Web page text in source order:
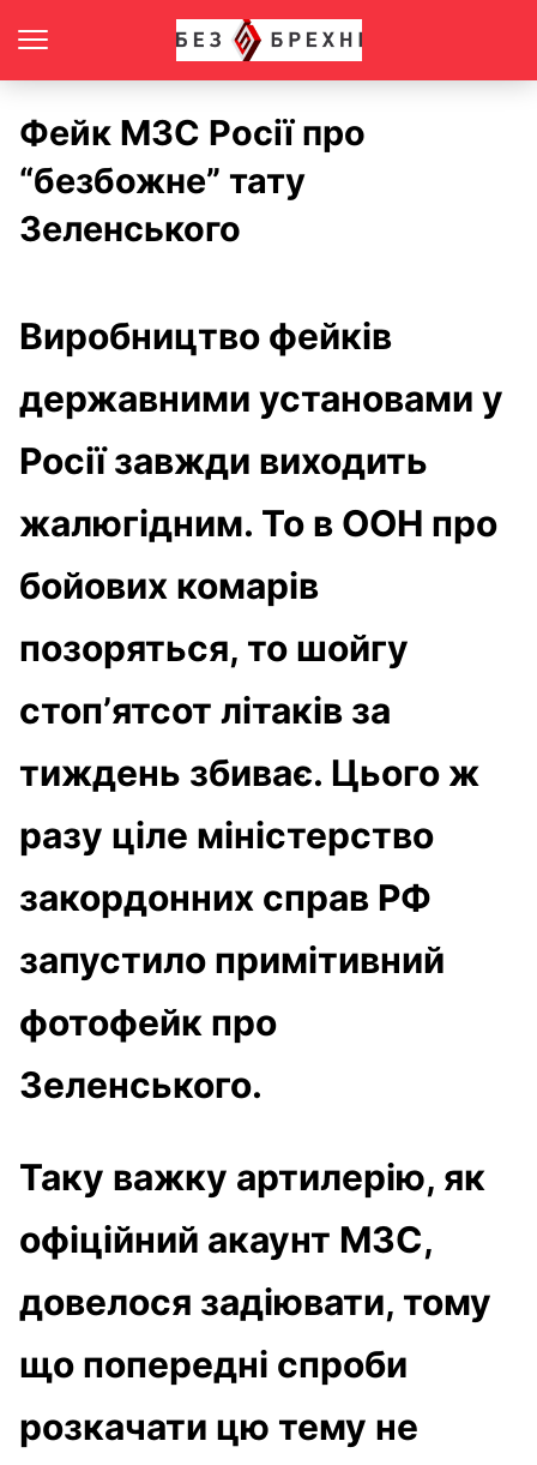
Фейк МЗС Росії про
“безбожне” тату
Зеленського
Виробництво фейків
державними установами у
Росії завжди виходить
жалюгідним. То в ООН про
бойових комарів
позоряться, то шойгу
стопʼятсот літаків за
тиждень збиває. Цього ж
разу ціле міністерство
закордонних справ РФ
запустило примітивний
фотофейк про
Зеленського.
Таку важку артилерію, як
офіційний акаунт МЗС,
довелося задіювати, тому
що попередні спроби
розкачати цю тему не